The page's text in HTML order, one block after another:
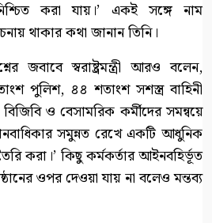
করা যায়।’ একই সঙ্গে নাম
থাকার কথা জানান তিনি।
জবাবে স্বরাষ্ট্রমন্ত্রী আরও বলেন,
পুলিশ, ৪৪ শতাংশ সশস্ত্র বাহিনী
ও বেসামরিক কর্মীদের সমন্বয়ে
সমুন্নত রেখে একটি আধুনিক
করা।’ কিছু কর্মকর্তার আইনবহির্ভূত
ওপর দেওয়া যায় না বলেও মন্তব্য